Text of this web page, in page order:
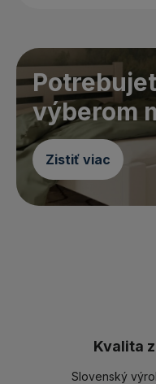
výberom
Zistiť viac
Kvalita
Slovenský